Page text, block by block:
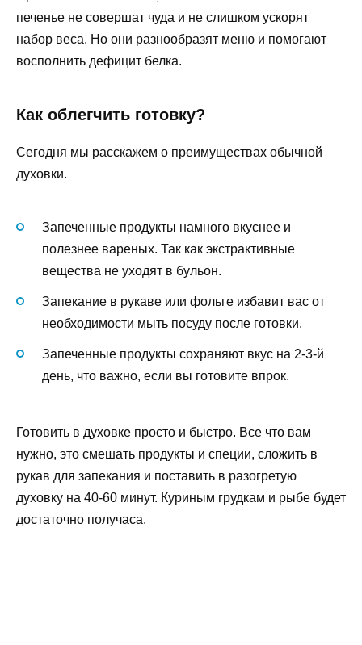
печенье не совершат чуда и не слишком ускорят
набор веса. Но они разнообразят меню и помогают
восполнить дефицит белка.
Как облегчить готовку?
Сегодня мы расскажем о преимуществах обычной
духовки.
Запеченные продукты намного вкуснее и
полезнее вареных. Так как экстрактивные
вещества не уходят в бульон.
Запекание в рукаве или фольге избавит вас от
необходимости мыть посуду после готовки.
Запеченные продукты сохраняют вкус на 2-3-й
день, что важно, если вы готовите впрок.
Готовить в духовке просто и быстро. Все что вам
нужно, это смешать продукты и специи, сложить в
рукав для запекания и поставить в разогретую
духовку на 40-60 минут. Куриным грудкам и рыбе будет
достаточно получаса.